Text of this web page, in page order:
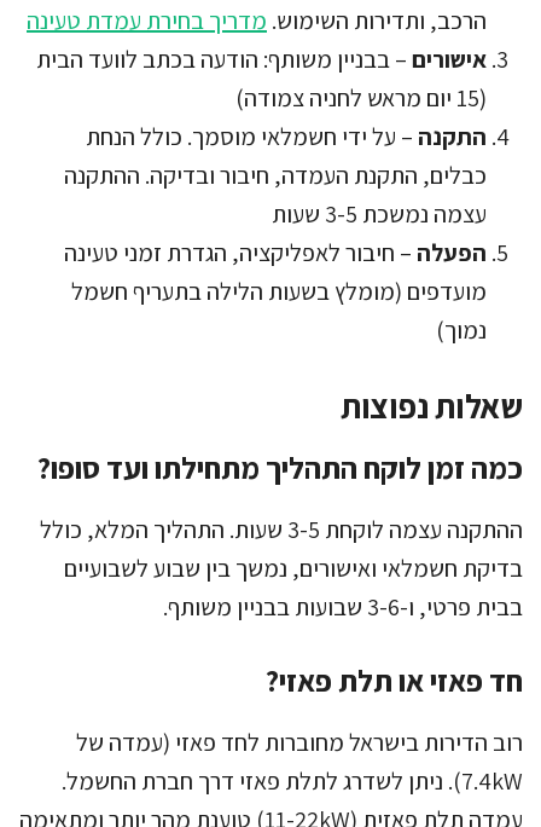
הרכב, ותדירות השימוש. מדריך בחירת עמדת טעינה
אישורים– בבניין משותף: הודעה בכתב לוועד הבית
(15 יום מראש לחניה צמודה)
התקנה – על ידי חשמלאי מוסמך. כולל הנחת
כבלים, התקנת העמדה, חיבור ובדיקה. ההתקנה
עצמה נמשכת 3-5 שעות
הפעלה – חיבור לאפליקציה, הגדרת זמני טעינה
מועדפים (מומלץ בשעות הלילה בתעריף חשמל
נמוך)
שאלות נפוצות
כמה זמן לוקח התהליך מתחילתו ועד סופו?
ההתקנה עצמה לוקחת 3-5 שעות. התהליך המלא, כולל
בדיקת חשמלאי ואישורים, נמשך בין שבוע לשבועיים
בבית פרטי, ו-3-6 שבועות בבניין משותף.
חד פאזי או תלת פאזי?
רוב הדירות בישראל מחוברות לחד פאזי (עמדה של
7.4kW). ניתן לשדרג לתלת פאזי דרך חברת החשמל.
עמדה תלת פאזית (11-22kW) טוענת מהר יותר ומתאימה